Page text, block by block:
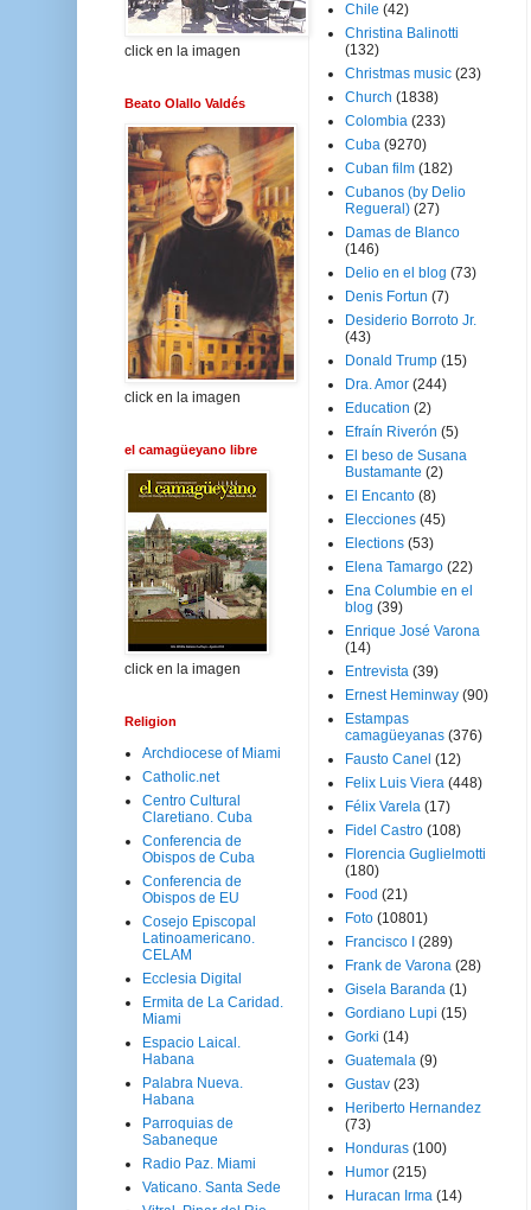
click en la imagen
Beato Olallo Valdés
click en la imagen
el camagüeyano libre
click en la imagen
Religion
Archdiocese of Miami
Catholic.net
Centro Cultural
Claretiano. Cuba
Conferencia de
Obispos de Cuba
Conferencia de
Obispos de EU
Cosejo Episcopal
Latinoamericano.
CELAM
Ecclesia Digital
Ermita de La Caridad.
Miami
Espacio Laical.
Habana
Palabra Nueva.
Habana
Parroquias de
Sabaneque
Radio Paz. Miami
Vaticano. Santa Sede
Chile (42)
Christina Balinotti
(132)
Christmas music (23)
Church (1838)
Colombia (233)
Cuba (9270)
Cuban film (182)
Cubanos (by Delio
Regueral) (27)
Damas de Blanco
(146)
Delio en el blog (73)
Denis Fortun (7)
Desiderio Borroto Jr.
(43)
Donald Trump (15)
Dra. Amor (244)
Education (2)
Efraín Riverón (5)
El beso de Susana
Bustamante (2)
El Encanto (8)
Elecciones (45)
Elections (53)
Elena Tamargo (22)
Ena Columbie en el
blog (39)
Enrique José Varona
(14)
Entrevista (39)
Ernest Heminway (90)
Estampas
camagüeyanas (376)
Fausto Canel (12)
Felix Luis Viera (448)
Félix Varela (17)
Fidel Castro (108)
Florencia Guglielmotti
(180)
Food (21)
Foto (10801)
Francisco I
(289)
Frank de Varona (28)
Gisela Baranda (1)
Gordiano Lupi (15)
Gorki (14)
Guatemala (9)
Gustav (23)
Heriberto Hernandez
(73)
Honduras (100)
Humor (215)
Huracan Irma (14)